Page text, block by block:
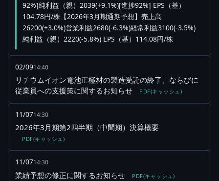
92%]純利益（親）2039(+9.1%)[進捗92%] EPS（基）
104.78円/株【2026年3月期通期予想】売上高
26200(+3.0%)営業利益2680(-6.3%)経常利益3100(-3.5%)
純利益（親）2220(-5.8%) EPS（基）114.08円/株
02/0914:40
リチウムイオン電池正極材の製造受託の終了、ならびに
従業員への支援策に関するお知らせ
PDF(キャッシュ)
11/0714:30
2026年3月期第2四半期（中間期）決算概要
PDF(キャッシュ)
11/0714:30
業績予想の修正に関するお知らせ PDF(キャッシュ)